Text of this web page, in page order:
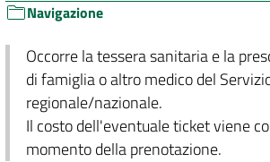
Navigazione
Occorre la tessera sanitaria e la
di famiglia o altro medico del
regionale/nazionale.
Il costo dell'eventuale ticket viene
momento della prenotazione.